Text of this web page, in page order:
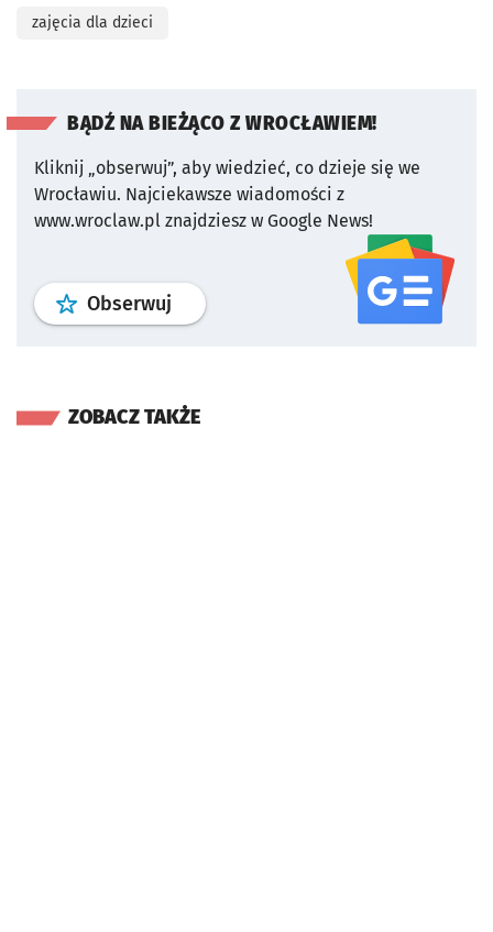
zajęcia dla dzieci
BĄDŹ NA BIEŻĄCO Z WROCŁAWIEM!
Kliknij „obserwuj”, aby wiedzieć, co dzieje się we
Wrocławiu. Najciekawsze wiadomości z
www.wroclaw.pl znajdziesz w Google News!
Obserwuj profil serwisu
ZOBACZ TAKŻE